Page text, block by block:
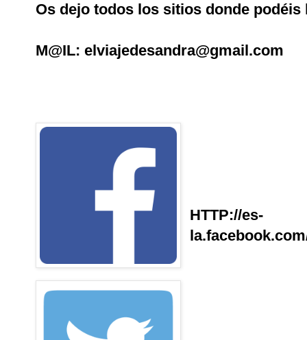
Os dejo todos los sitios donde podéis
M@IL: elviajedesandra@gmail.com
HTTP://es-